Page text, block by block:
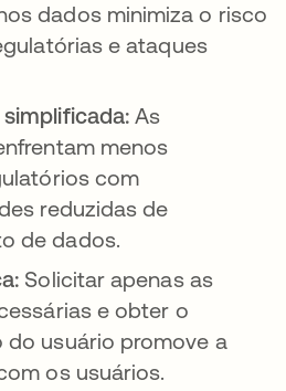
dados minimiza o risco
e ataques
As
menos
com
reduzidas de
de dados.
Solicitar apenas as
e obter o
usuário promove a
os usuários.